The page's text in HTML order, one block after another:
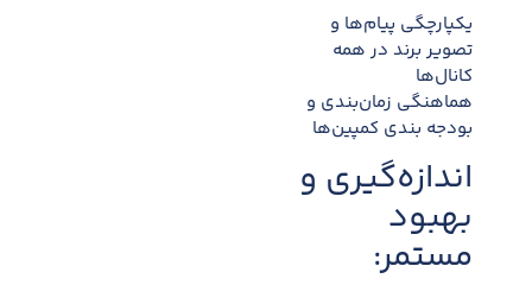
یکپارچگی پیام‌ها و
تصویر برند در همه
کانال‌ها
هماهنگی زمان‌بندی و
بودجه بندی کمپین‌ها
اندازه‌گیری و
بهبود
مستمر: